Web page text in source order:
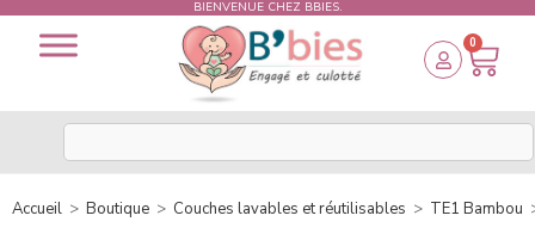
BIENVENUE CHEZ BBIES.
0
Accueil > Boutique > Couches lavables et réutilisables > TE1 Bambou